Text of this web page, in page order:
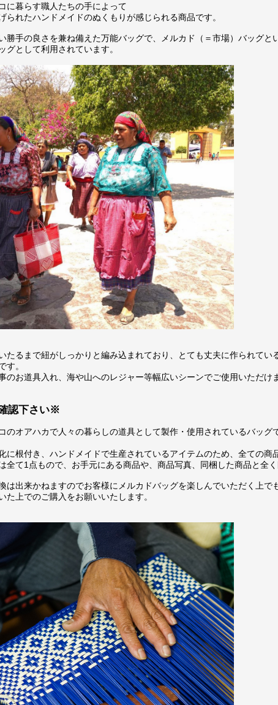
に暮らす職人たちの手によって
られたハンドメイドのぬくもりが感じられる商品です。
勝手の良さを兼ね備えた万能バッグで、メルカド（＝市場）バッグと
グとして利用されています。
たるまで紐がしっかりと編み込まれており、とても丈夫に作られてい
す。
のお道具入れ、海や山へのレジャー等幅広いシーンでご使用いただけ
認下さい※
のオアハカで人々の暮らしの道具として製作・使用されているバッ
に根付き、ハンドメイドで生産されているアイテムのため、全ての商
全て1点もので、お手元にある商品や、商品写真、同梱した商品と全
は出来かねますのでお客様にメルカドバッグを楽しんでいただく上で
た上でのご購入をお願いいたします。